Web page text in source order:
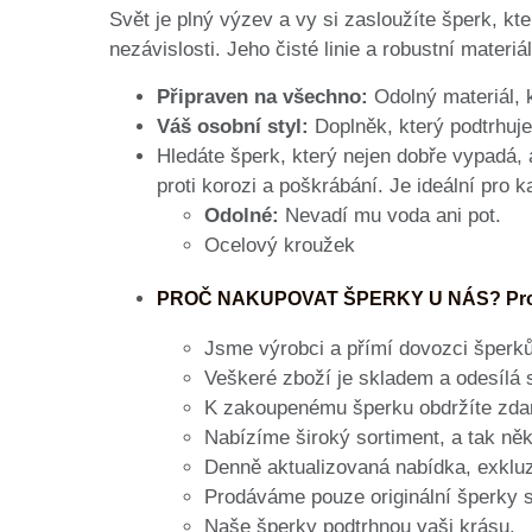
Svět je plný výzev a vy si zasloužíte šperk,
nezávislosti. Jeho čisté linie a robustní
Připraven na všechno: Odolný materiál,
Váš osobní styl: Doplněk, který
Hledáte šperk, který nejen dobře
proti korozi a poškrábání. Je ideální pro
Odolné: Nevadí mu voda ani pot.
Ocelový kroužek
PROČ NAKUPOVAT ŠPERKY U NÁS?
Jsme výrobci a přímí dovozci
Veškeré zboží je skladem a odesílá
K zakoupenému šperku obdržíte
Nabízíme široký sortiment, a tak
Denně aktualizovaná nabídka,
Prodáváme pouze originální šperky
Naše šperky podtrhnou vaši krásu.